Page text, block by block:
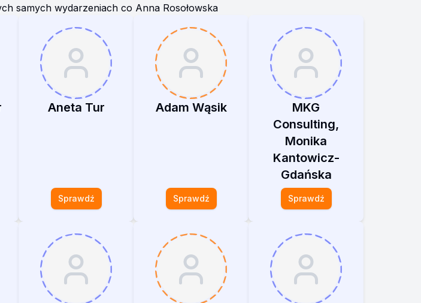
samych wydarzeniach co Anna Rosołowska
Aneta Tur
Sprawdź
Adam Wąsik
Sprawdź
MKG
Consulting,
Monika
Kantowicz-
Gdańska
Sprawdź